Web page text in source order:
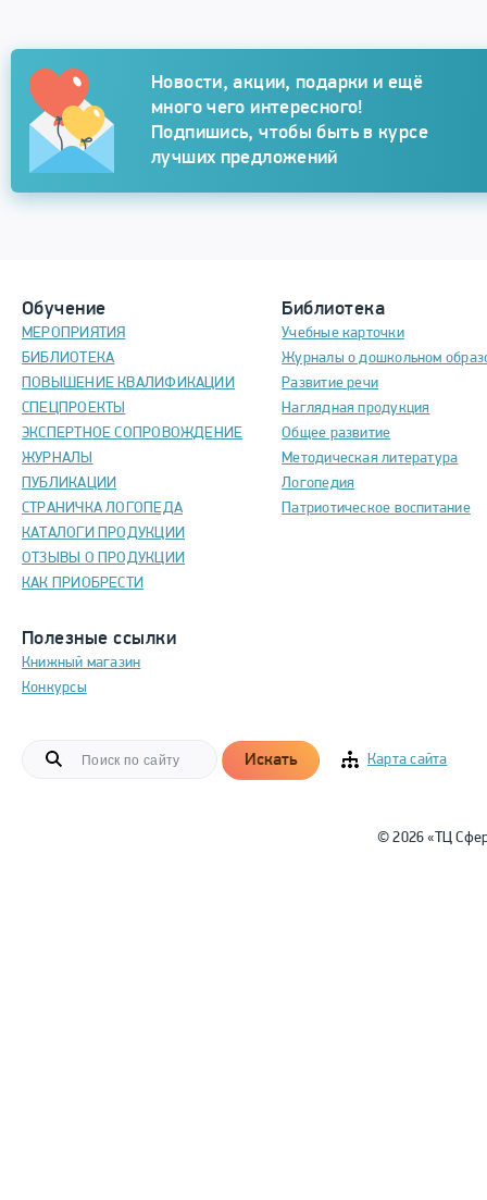
Новости, акции, подарки и ещё
много чего интересного!
Подпишись, чтобы быть в курсе
лучших предложений
Обучение
МЕРОПРИЯТИЯ
БИБЛИОТЕКА
ПОВЫШЕНИЕ КВАЛИФИКАЦИИ
СПЕЦПРОЕКТЫ
ЭКСПЕРТНОЕ СОПРОВОЖДЕНИЕ
ЖУРНАЛЫ
ПУБЛИКАЦИИ
СТРАНИЧКА ЛОГОПЕДА
КАТАЛОГИ ПРОДУКЦИИ
ОТЗЫВЫ О ПРОДУКЦИИ
КАК ПРИОБРЕСТИ
Полезные ссылки
Книжный магазин
Конкурсы
Библиотека
Учебные карточки
Журналы о дошкольном
Развитие речи
Наглядная продукция
Общее развитие
Методическая литература
Логопедия
Патриотическое воспитание
Искать Карта сайта
© 2026 «ТЦ